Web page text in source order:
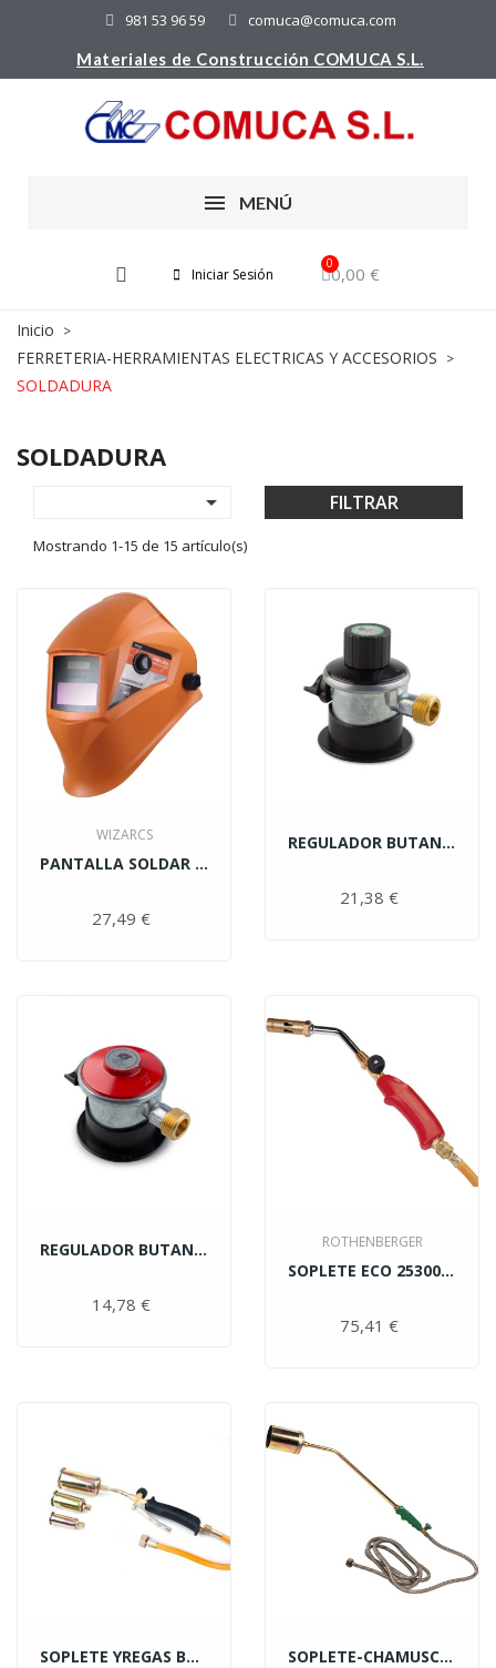
981 53 96 59
comuca@comuca.com
Materiales de Construcción COMUCA S.L.
MENÚ
Iniciar Sesión 0,00 €
Inicio
FERRETERIA-HERRAMIENTAS ELECTRICAS Y ACCESORIOS
SOLDADURA
SOLDADURA
 FILTRAR
Mostrando 1-15 de 15 artículo(s)
WIZARCS
PANTALLA SOLDAR ELECTRONICA...
27,49 €
REGULADOR BUTANO PRESION...
21,38 €
REGULADOR BUTANO SALIDA...
14,78 €
ROTHENBERGER
SOPLETE ECO 253000616 Ø22MM...
75,41 €
SOPLETE YREGAS BOQUILLAS... SOPLETE-CHAMUSCADOR...